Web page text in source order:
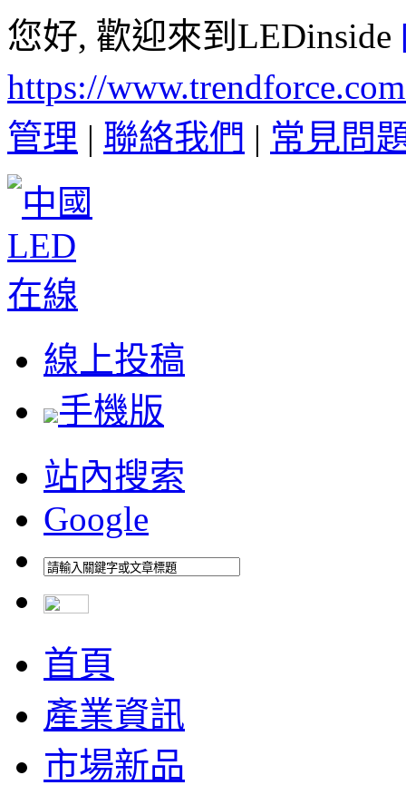
您好, 歡迎來到LEDinside
https://
管理 | 聯絡我們 | 常見問
線上投稿
手機版
站內搜索
Google
首頁
產業資訊
市場新品